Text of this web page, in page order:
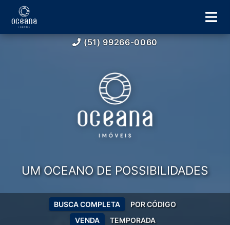
(51) 99266-0060
UM OCEANO DE POSSIBILIDADES
VENDA TEMPORADA
BUSCA COMPLETA POR CÓDIGO